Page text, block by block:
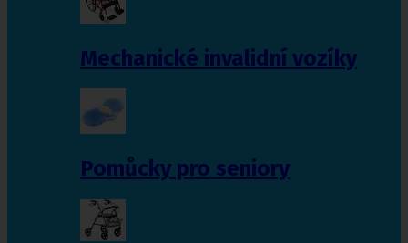
Mechanické invalidní vozíky
Pomůcky pro seniory